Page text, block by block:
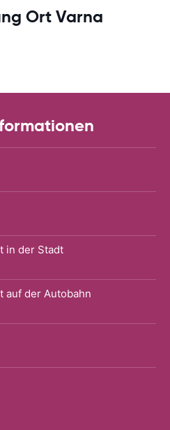
Ort Varna
in der Stadt
auf der Autobahn